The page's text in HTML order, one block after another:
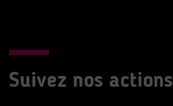
Suivez nos actions